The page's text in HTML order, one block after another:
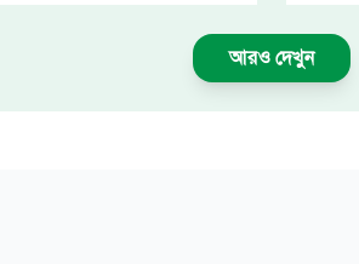
আরও দেখুন